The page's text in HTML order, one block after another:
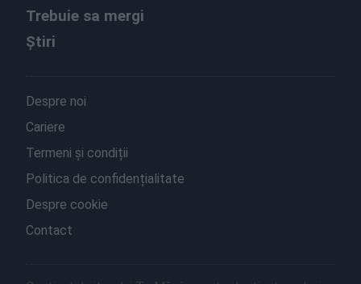
Trebuie sa mergi
Știri
Despre noi
Cariere
Termeni și condiții
Politica de confidențialitate
Despre cookie
Contact